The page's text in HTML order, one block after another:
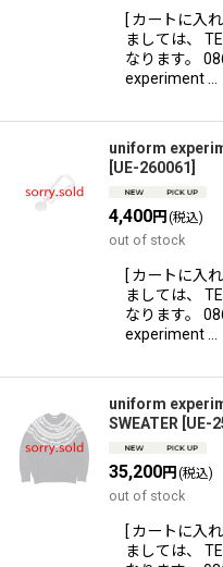
[ カートに入
ましては、
なります。
experiment …
uniform
UE-260061
4,400円 (税込)
out of stock
[ カートに入
ましては、
なります。
experiment …
uniform
SWEATER UE-
35,200円 (税込)
out of stock
[ カートに入
ましては、